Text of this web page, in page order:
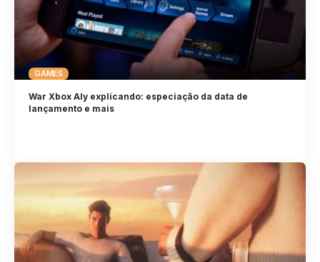
GAMES
War Xbox Aly explicando: especiação da data de
lançamento e mais